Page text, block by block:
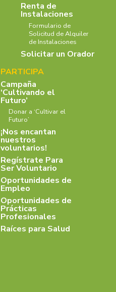
Renta de
Instalaciones
Formulario de
Solicitud de Alquiler
de Instalaciones
Solicitar un Orador
PARTICIPA
Campaña
‘Cultivando el
Futuro’
Donar a ‘Cultivar el
Futuro’
¡Nos encantan
nuestros
voluntarios!
Regístrate Para
Ser Voluntario
Oportunidades de
Empleo
Oportunidades de
Prácticas
Profesionales
Raíces para Salud